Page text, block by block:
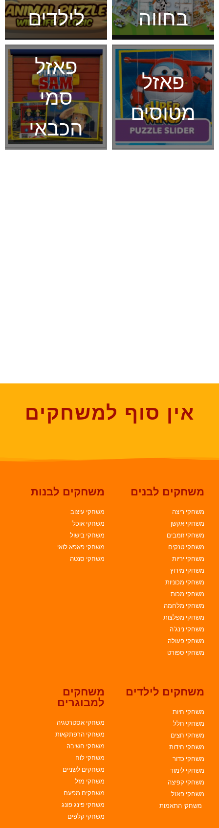
בחווה
לילדים
פאזל
מטוסים
פאזל
סמי
הכבאי
אין סוף למשחקים
משחקים לבנים
משחקי ריצה
משחקי אקשן
משחקי זומבים
משחקי טנקים
משחקי יריות
משחקי מירוץ
משחקי מכוניות
משחקי מכות
משחקי מלחמה
משחקי מפלצות
משחקי נינג'ה
משחקי פעולה
משחקי ספורט
משחקים לבנות
משחקי עיצוב
משחקי אוכל
משחקי בישול
משחקי פאפא לואי
משחקי סנטה
משחקים לילדים
משחקי חיות
משחקי חלל
משחקי חצים
משחקי חידות
משחקי כדור
משחקי לימוד
משחקי קפיצה
משחקי פאזל
משחקי התאמות
משחקים
למבוגרים
משחקי אסטרטגיה
משחקי הרפתקאות
משחקי חשיבה
משחקי לוח
משחקים לשניים
משחקי מזל
משחקים מפעם
משחקי פינג פונג
משחקי קלפים